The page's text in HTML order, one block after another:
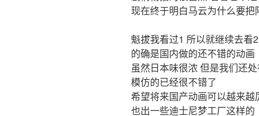
现在终于明白马云为什么要
魁拔我看过1 所以就继续去看
的确是国内做的还不错的动画
虽然日本味很浓 但是我们还
模仿的已经很不错了
希望将来国产动画可以越来越
也出一些迪士尼梦工厂这样的